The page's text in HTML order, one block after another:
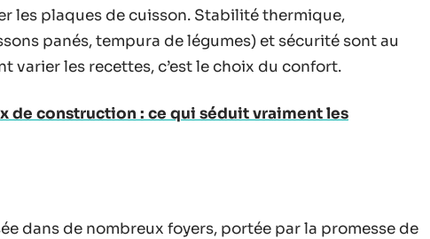
les plaques de cuisson. Stabilité thermique,
panés, tempura de légumes) et sécurité sont au
varier les recettes, c’est le choix du confort.
de construction : ce qui séduit vraiment les
dans de nombreux foyers, portée par la promesse de